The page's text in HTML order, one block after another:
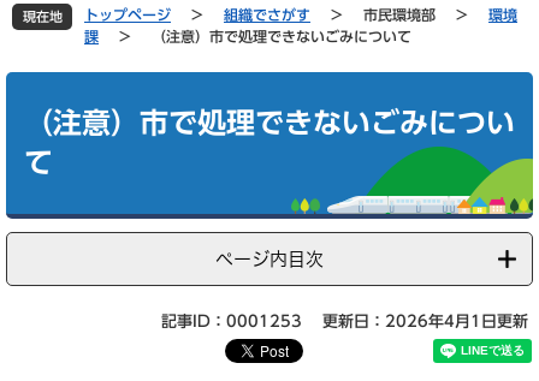
文
現在地 トップページ > 組織でさがす > 市民環境部 >
環境
課
> （注意）市で処理できないごみについて
（注意）市で処理できないごみについ
て
ページ内目次
記事ID：0001253 更新日：2026年4月1日更新